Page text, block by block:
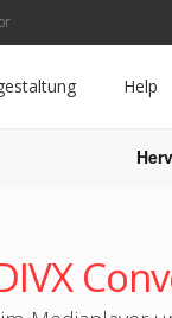
Help